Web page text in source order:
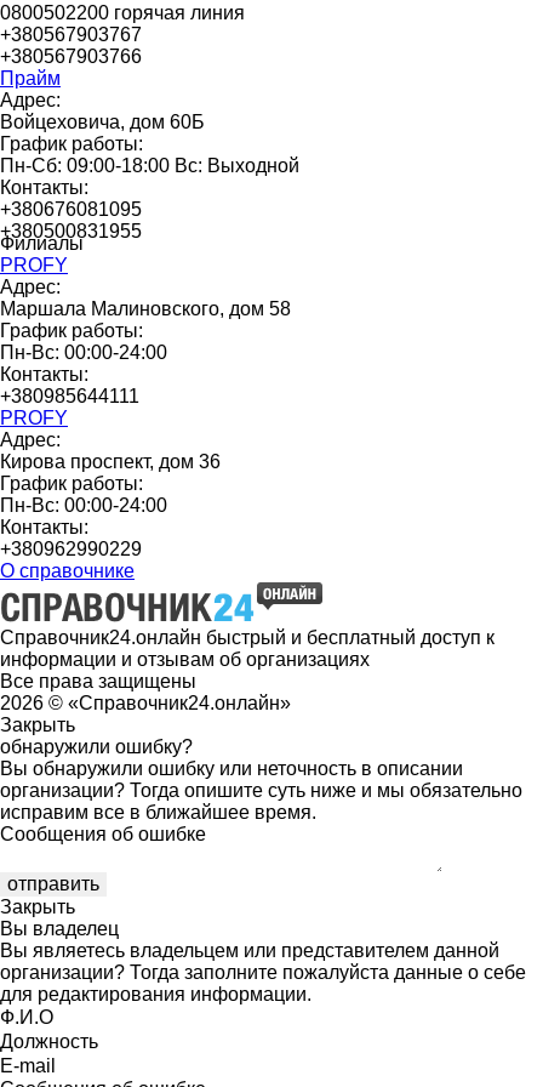
0800502200 горячая линия
+380567903767
+380567903766
Прайм
Адрес:
Войцеховича, дом 60Б
График работы:
Пн-Сб: 09:00-18:00 Вс: Выходной
Контакты:
+380676081095
+380500831955
Филиалы
PROFY
Адрес:
Маршала Малиновского, дом 58
График работы:
Пн-Вс: 00:00-24:00
Контакты:
+380985644111
PROFY
Адрес:
Кирова проспект, дом 36
График работы:
Пн-Вс: 00:00-24:00
Контакты:
+380962990229
О справочнике
Справочник24.онлайн быстрый и бесплатный доступ к
информации и отзывам об организациях
Все права защищены
2026 © «Справочник24.онлайн»
Закрыть
обнаружили ошибку?
Вы обнаружили ошибку или неточность в описании
организации? Тогда опишите суть ниже и мы обязательно
исправим все в ближайшее время.
Сообщения об ошибке
Закрыть
Вы владелец
Вы являетесь владельцем или представителем данной
организации? Тогда заполните пожалуйста данные о себе
для редактирования информации.
Ф.И.О
Должность
E-mail